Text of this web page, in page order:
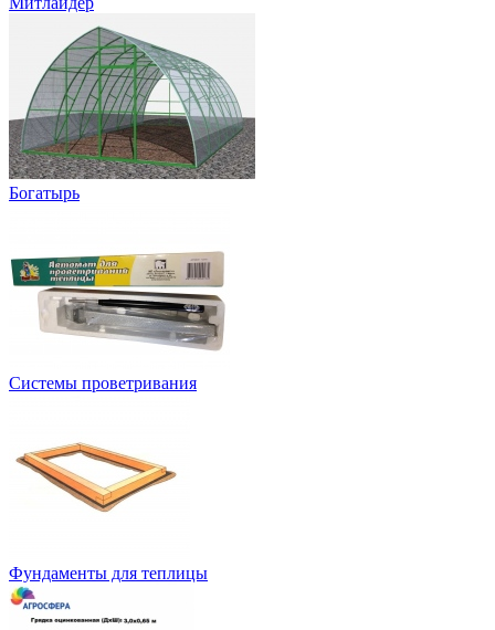
Богатырь
Системы проветривания
Фундаменты для теплицы